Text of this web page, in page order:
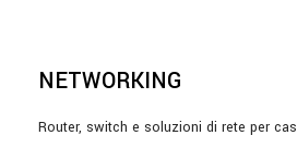
NETWORKING
Router, switch e soluzioni di rete per